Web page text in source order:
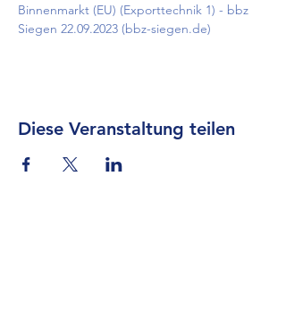
Binnenmarkt (EU) (Exporttechnik 1) - bbz
Siegen 22.09.2023 (bbz-siegen.de)
Diese Veranstaltung teilen